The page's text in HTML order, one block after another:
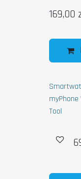
169,00
myPhone
Tool